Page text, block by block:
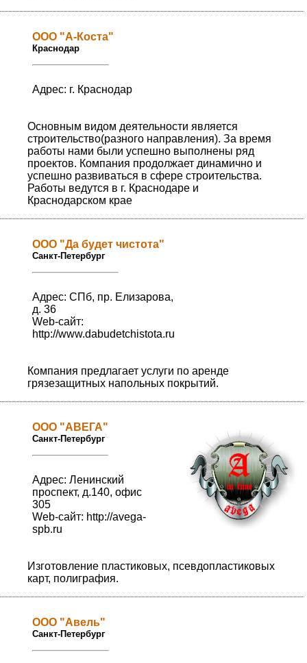
ООО "А-Коста"
Краснодар
Адрес: г. Краснодар
Основным видом деятельности является
строительство(разного направления). За время
работы нами были успешно выполнены ряд
проектов. Компания продолжает динамично и
успешно развиваться в сфере строительства.
Работы ведутся в г. Краснодаре и
Краснодарском крае
ООО "Да будет чистота"
Санкт-Петербург
Адрес: СПб, пр. Елизарова,
д. 36
Web-сайт:
http://www.dabudetchistota.ru
Компания предлагает услуги по аренде
грязезащитных напольных покрытий.
ООО "АВЕГА"
Санкт-Петербург
Адрес: Ленинский
проспект, д.140, офис
305
Web-сайт: http://avega-
spb.ru
Изготовление пластиковых, псевдопластиковых
карт, полиграфия.
ООО "Авель"
Санкт-Петербург